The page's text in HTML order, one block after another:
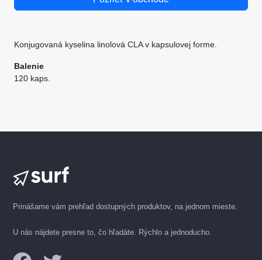
Konjugovaná kyselina linolová CLA v kapsulovej forme.
Balenie
120 kaps.
Prinášame vám prehľad dostupných produktov, na jednom mieste.
U nás nájdete presne to, čo hľadáte. Rýchlo a jednoducho.